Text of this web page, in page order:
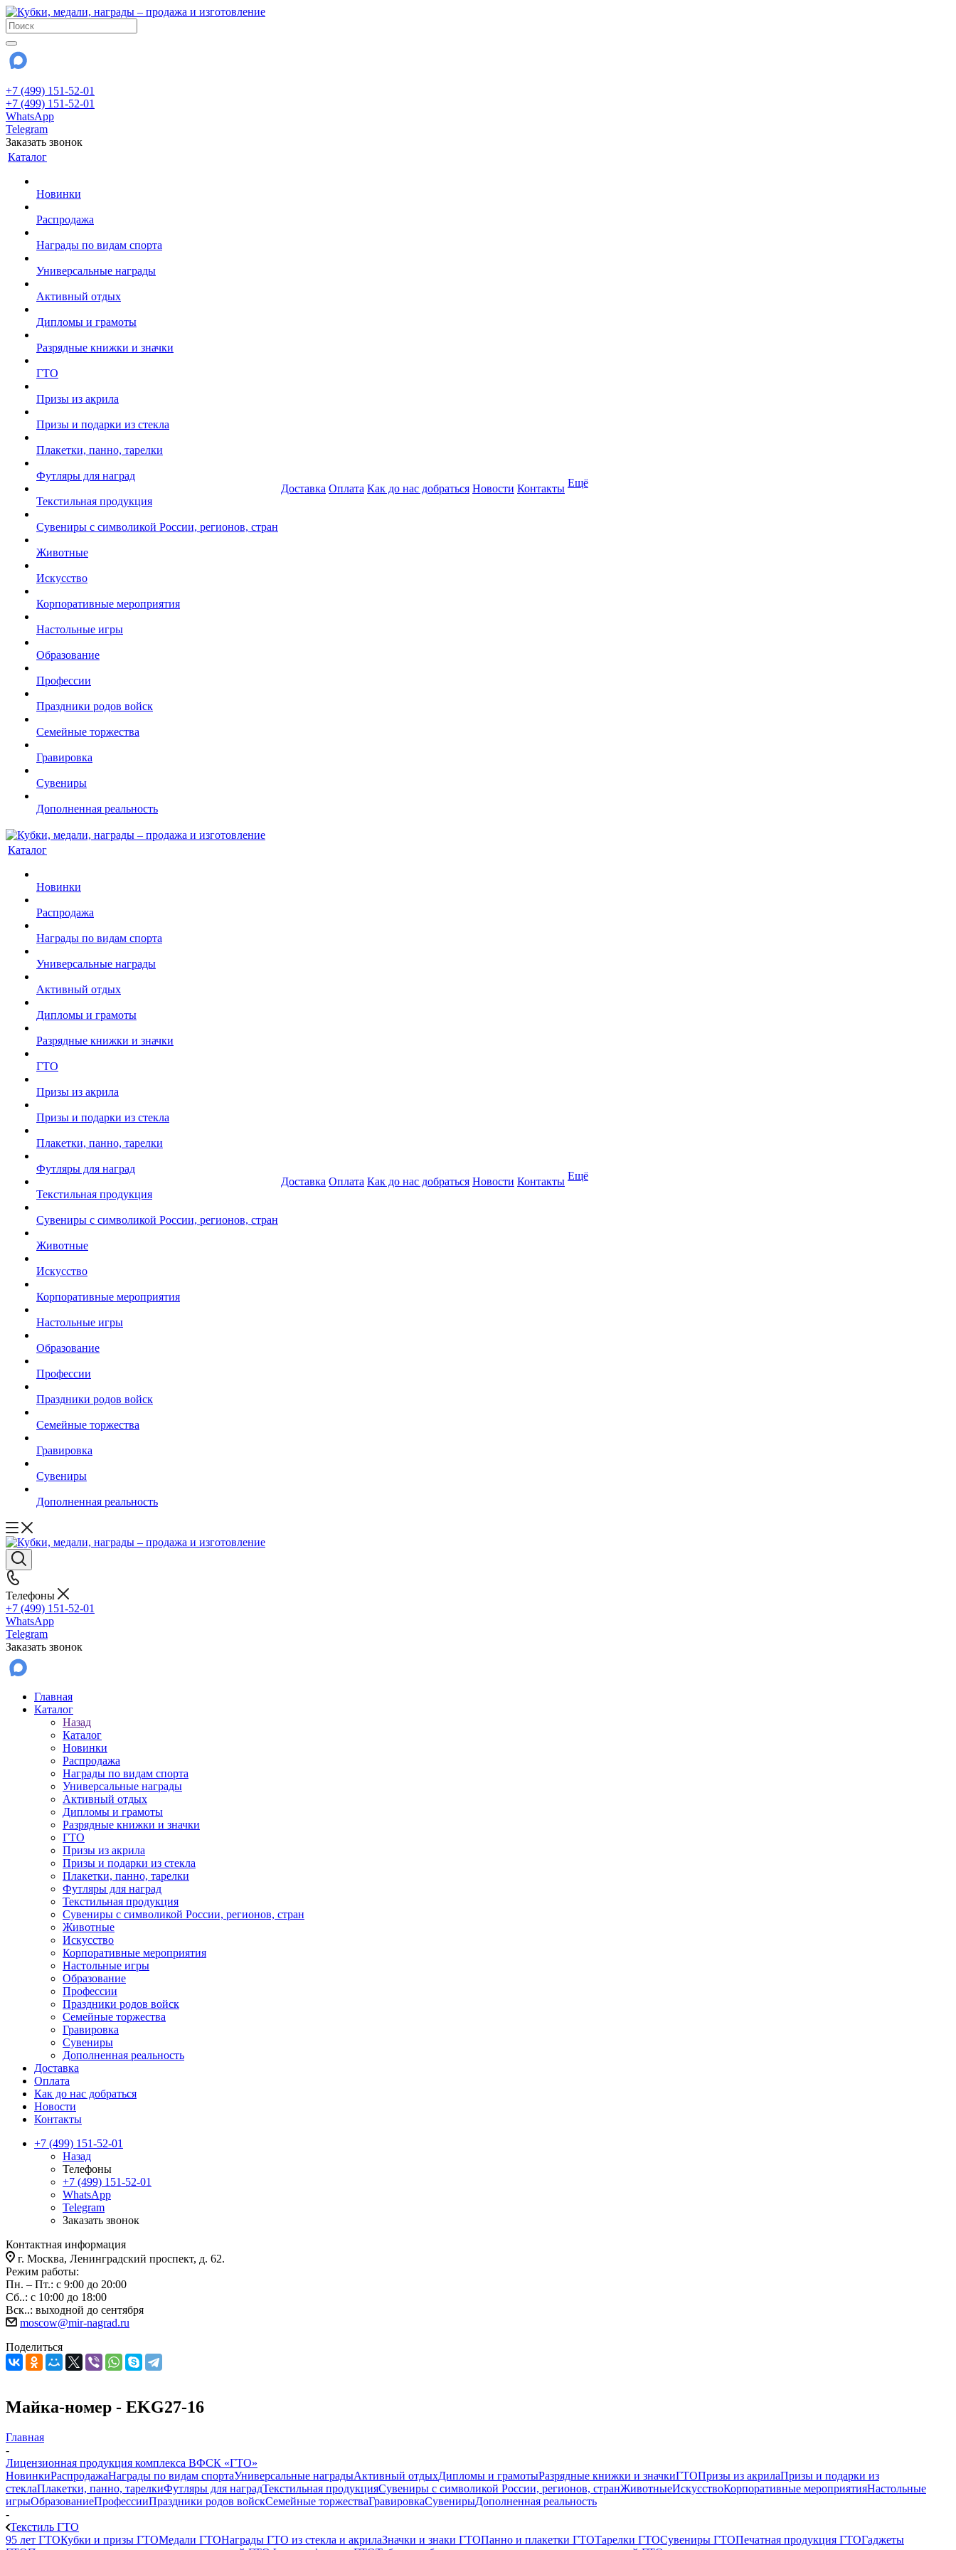
+7 (499) 151-52-01
+7 (499) 151-52-01
WhatsApp
Telegram
Заказать звонок
Каталог
Новинки
Распродажа
Награды по видам спорта
Универсальные награды
Активный отдых
Дипломы и грамоты
Разрядные книжки и значки
ГТО
Призы из акрила
Призы и подарки из стекла
Плакетки, панно, тарелки
Футляры для наград
Текстильная продукция
Сувениры с символикой России, регионов, стран
Животные
Искусство
Корпоративные мероприятия
Настольные игры
Образование
Профессии
Праздники родов войск
Семейные торжества
Гравировка
Сувениры
Дополненная реальность
Доставка Оплата Как до нас добраться Новости Контакты Ещё
Каталог
Новинки
Распродажа
Награды по видам спорта
Универсальные награды
Активный отдых
Дипломы и грамоты
Разрядные книжки и значки
ГТО
Призы из акрила
Призы и подарки из стекла
Плакетки, панно, тарелки
Футляры для наград
Текстильная продукция
Сувениры с символикой России, регионов, стран
Животные
Искусство
Корпоративные мероприятия
Настольные игры
Образование
Профессии
Праздники родов войск
Семейные торжества
Гравировка
Сувениры
Дополненная реальность
Доставка Оплата Как до нас добраться Новости Контакты Ещё
Телефоны
+7 (499) 151-52-01
WhatsApp
Telegram
Заказать звонок
Главная
Каталог
Назад
Каталог
Новинки
Распродажа
Награды по видам спорта
Универсальные награды
Активный отдых
Дипломы и грамоты
Разрядные книжки и значки
ГТО
Призы из акрила
Призы и подарки из стекла
Плакетки, панно, тарелки
Футляры для наград
Текстильная продукция
Сувениры с символикой России, регионов, стран
Животные
Искусство
Корпоративные мероприятия
Настольные игры
Образование
Профессии
Праздники родов войск
Семейные торжества
Гравировка
Сувениры
Дополненная реальность
Доставка
Оплата
Как до нас добраться
Новости
Контакты
+7 (499) 151-52-01
Назад
Телефоны
+7 (499) 151-52-01
WhatsApp
Telegram
Заказать звонок
Контактная информация
г. Москва, Ленинградский проспект, д. 62.
Режим работы:
Пн. – Пт.: с 9:00 до 20:00
Сб..: с 10:00 до 18:00
Вск..: выходной до сентября
moscow@mir-nagrad.ru
Поделиться
Майка-номер - EKG27-16
Главная
-
Лицензионная продукция комплекса ВФСК «ГТО»
НовинкиРаспродажаНаграды по видам спортаУниверсальные наградыАктивный отдыхДипломы и грамотыРазрядные книжки и значкиГТОПризы из акрилаПризы и подарки из
стеклаПлакетки, панно, тарелкиФутляры для наградТекстильная продукцияСувениры с символикой России, регионов, странЖивотныеИскусствоКорпоративные мероприятияНастольные
игрыОбразованиеПрофессииПраздники родов войскСемейные торжестваГравировкаСувенирыДополненная реальность
-
Текстиль ГТО
95 лет ГТОКубки и призы ГТОМедали ГТОНаграды ГТО из стекла и акрилаЗначки и знаки ГТОПанно и плакетки ГТОТарелки ГТОСувениры ГТОПечатная продукция ГТОГаджеты